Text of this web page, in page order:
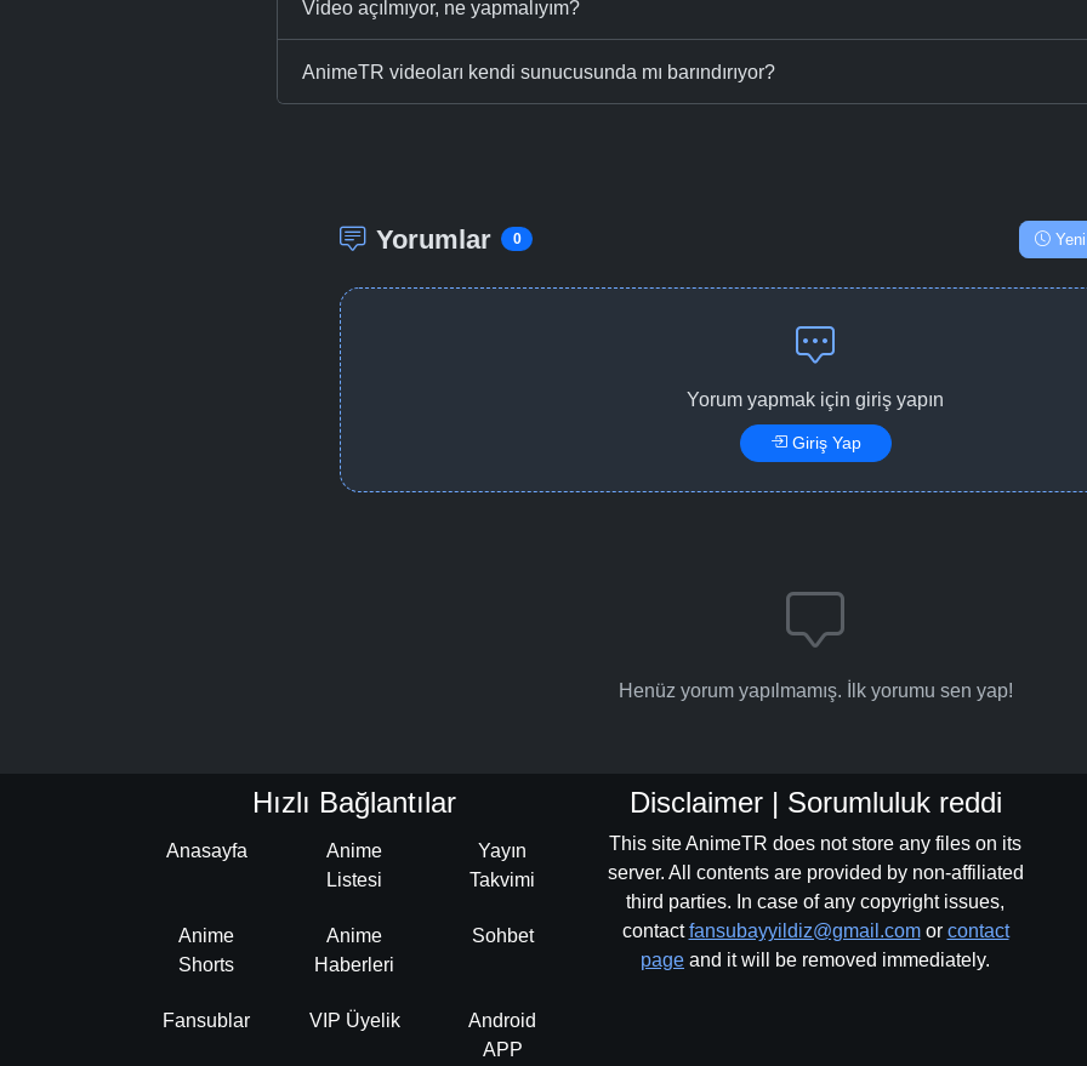
Video açılmıyor, ne yapmalıyım?
AnimeTR videoları kendi sunucusunda mı barındırıyor?
Yorumlar 0 Yeni
Yorum yapmak için giriş yapın
Giriş Yap
Henüz yorum yapılmamış. İlk yorumu sen yap!
Hızlı Bağlantılar
Anasayfa
Anime
Listesi
Yayın
Takvimi
Anime
Shorts
Anime
Haberleri
Sohbet
Fansublar VIP Üyelik
Android
APP
Disclaimer | Sorumluluk reddi
This site AnimeTR does not store any files on its
server. All contents are provided by non-affiliated
third parties. In case of any copyright issues,
contactfansubayyildiz@gmail.comor contact
page and it will be removed immediately.